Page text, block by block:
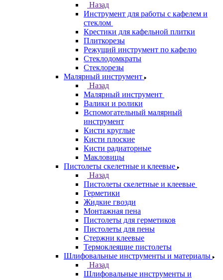
Назад
Инструмент для работы с кафелем и
стеклом
Крестики для кафельной плитки
Плиткорезы
Режущий инструмент по кафелю
Стеклодомкраты
Стеклорезы
Малярный инструмент
Назад
Малярный инструмент
Валики и ролики
Вспомогательный малярный
инструмент
Кисти круглые
Кисти плоские
Кисти радиаторные
Макловицы
Пистолеты скелетные и клеевые
Назад
Пистолеты скелетные и клеевые
Герметики
Жидкие гвозди
Монтажная пена
Пистолеты для герметиков
Пистолеты для пены
Стержни клеевые
Термоклеящие пистолеты
Шлифовальные инструменты и материалы
Назад
Шлифовальные инструменты и